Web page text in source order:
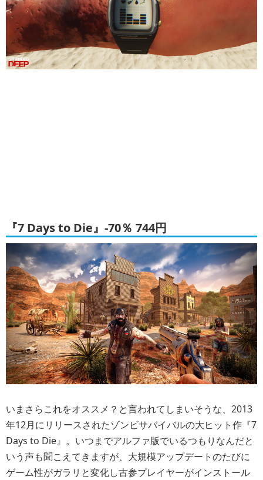
『7 Days to Die』-70％ 744円
いまさらこれをオススメ？と言われてしまいそうな、2013
年12月にリリースされたゾンビサバイバルの大ヒット作『7
Days to Die』。いつまでアルファ版でいるつもりなんだと
いう声も聞こえてきますが、大規模アップデートのたびに
ゲーム性がガラリと変化し古参プレイヤーがインストール